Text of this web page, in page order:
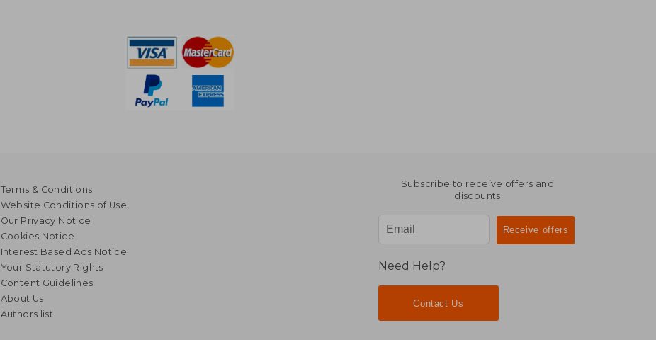
Terms & Conditions
Website Conditions of Use
Our Privacy Notice
Cookies Notice
Interest Based Ads Notice
Your Statutory Rights
Content Guidelines
About Us
Authors list
Subscribe to receive offers and
discounts
Need Help?
Contact Us